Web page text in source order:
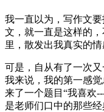
我一直以为，写作文
文，就一直是这样的
里，散发出我真实的情
可是，自从有了一次
我来说，我的第一感觉
来了一个题目“我喜欢
是老师们口中的那些